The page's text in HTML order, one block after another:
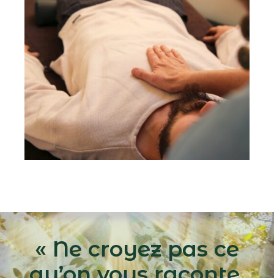
« Ne croyez pas ce